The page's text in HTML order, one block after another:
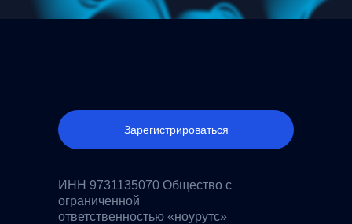
Зарегистрироваться
ИНН 9731135070 Общество с
ограниченной
ответственностью «ноурутс»